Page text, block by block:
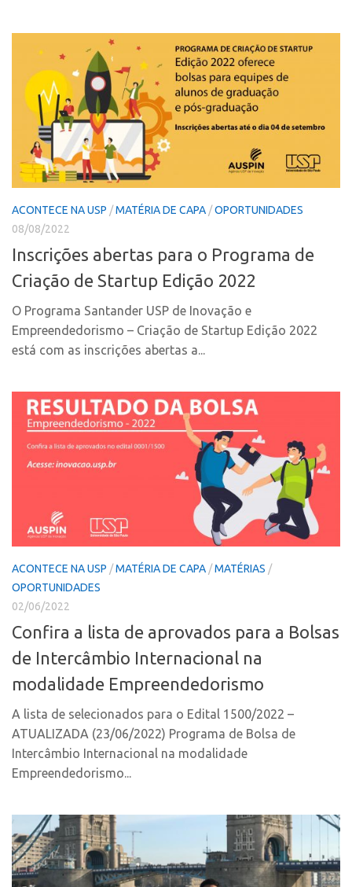
EMBRAPIIs
CPEs
CEPIDs
INCTs
PRPI/USP
InovaUSP
Comunicação
Eventos
Premiações
Edição 2019
Inovação em Números
AUSPIN
Destaques do Mês
Institucional
Coordenação
Polos
Polo Capital
Polo Ribeirão Preto
Polo São Carlos
Programas
Bolsa Empreendedorismo
Bolsa Startup USP
PGI-USP
Conexão Inter-USP
Leis e Normas
Portal do Inventor
Portal do Inventor
Inteligência Competitiva
Chamamento
Pesquisa na USP
EMBRAPIIs
CPEs
CEPIDs
PRPI/USP
InovaUSP
Comunicação
Fala Inovação
Premiações
Edição 2017
Edição 2019
Inovação em Números
AUSPIN
Agência
Institucional
Coordenação
Polos
Polo Capital
Polo Lorena
Polo Ribeirão Preto
Programas
Bolsa Empreendedorismo
Bolsa Startup USP
ACONTECE NA USP /MATÉRIA DE CAPA /OPORTUNIDADES
08/08/2022
Inscrições abertas para o Programa de
Criação de Startup Edição 2022
O Programa Santander USP de Inovação e
Empreendedorismo – Criação de Startup Edição 2022
está com as inscrições abertas a...
ACONTECE NA USP /MATÉRIA DE CAPA /MATÉRIAS /
OPORTUNIDADES
02/06/2022
Confira a lista de aprovados para a Bolsas
de Intercâmbio Internacional na
modalidade Empreendedorismo
A lista de selecionados para o Edital 1500/2022 –
ATUALIZADA (23/06/2022) Programa de Bolsa de
Intercâmbio Internacional na modalidade
Empreendedorismo...